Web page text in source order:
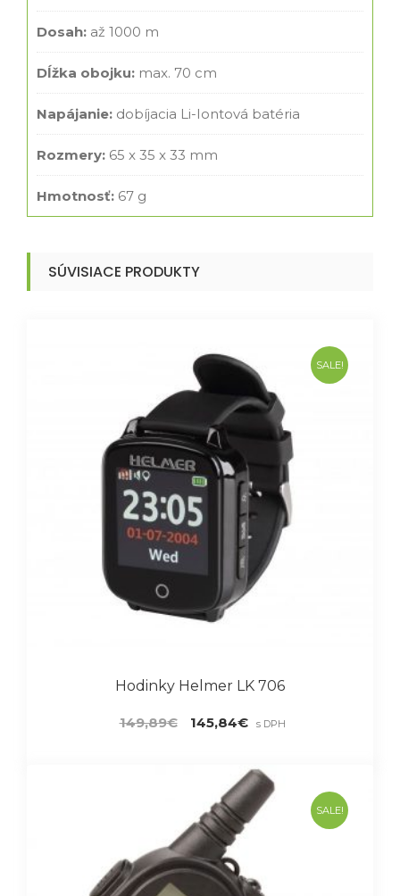
Dosah: až 1000 m
Dĺžka obojku: max. 70 cm
Napájanie: dobíjacia Li-Iontová batéria
Rozmery: 65 x 35 x 33 mm
Hmotnosť: 67 g
SÚVISIACE PRODUKTY
SALE!
Hodinky Helmer LK 706
149,89€
Pôvodná
149,89€.
145,84€ Aktuálna
145,84€.
s DPH
SALE!